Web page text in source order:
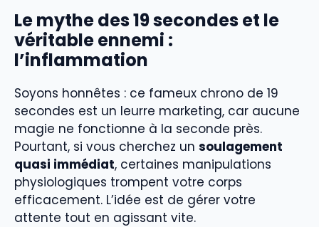
Le mythe des 19 secondes et le
véritable ennemi :
l’inflammation
Soyons honnêtes : ce fameux chrono de 19
secondes est un leurre marketing, car aucune
magie ne fonctionne à la seconde près.
Pourtant, si vous cherchez un soulagement
quasi immédiat, certaines manipulations
physiologiques trompent votre corps
efficacement. L’idée est de gérer votre
attente tout en agissant vite.